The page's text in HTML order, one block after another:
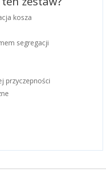
kosza
segregacji
przyczepności